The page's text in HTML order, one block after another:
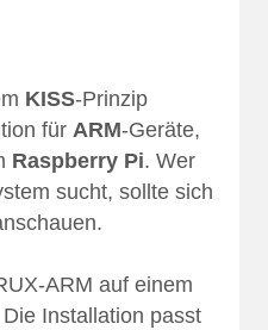
KISS-Prinzip
für ARM-Geräte,
Raspberry Pi. Wer
sucht, sollte sich
ARM auf einem
Installation passt